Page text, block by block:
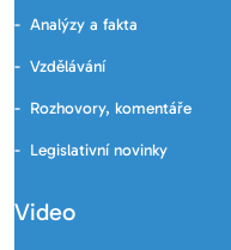
Analýzy a fakta
Vzdělávání
Rozhovory, komentáře
Legislativní novinky
Video